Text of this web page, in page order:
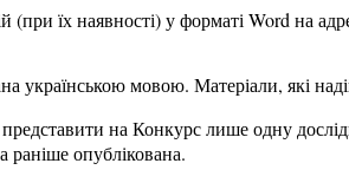
(при їх наявності) у форматі Word на
українською мовою. Матеріали, які
на Конкурс лише одну
раніше опублікована.